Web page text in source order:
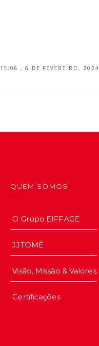
15:06 , 6 DE FEVEREIRO, 2024
QUEM SOMOS
O Grupo EIFFAGE
JJTOMÉ
Visão, Missão & Valores
Certificações